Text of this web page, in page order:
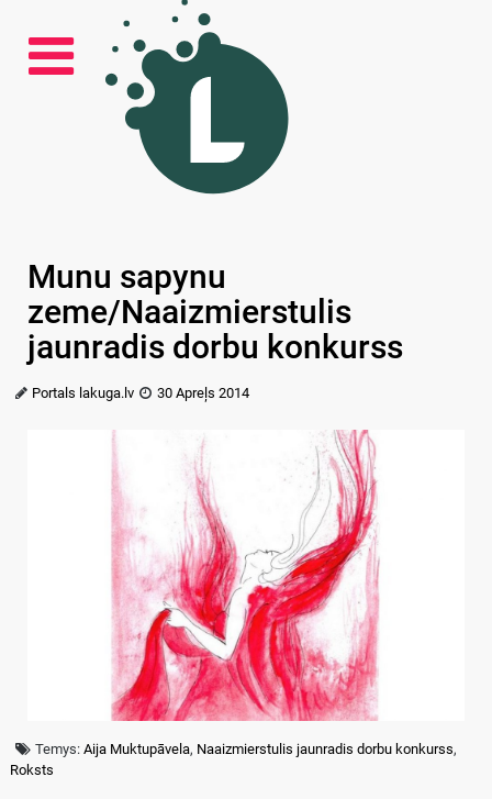
Munu sapynu
zeme/Naaizmierstulis
jaunradis dorbu konkurss
Portals lakuga.lv 30 Apreļs 2014
Temys:Aija Muktupāvela, Naaizmierstulis jaunradis dorbu konkurss,
Roksts